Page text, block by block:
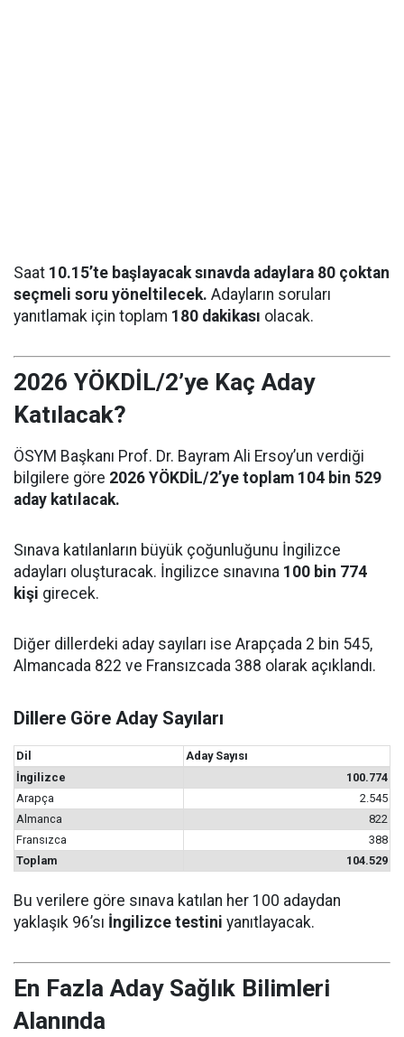
Saat 10.15’te başlayacak sınavda adaylara 80 çoktan
seçmeli soru yöneltilecek. Adayların soruları
yanıtlamak için toplam 180 dakikası olacak.
2026 YÖKDİL/2’ye Kaç Aday
Katılacak?
ÖSYM Başkanı Prof. Dr. Bayram Ali Ersoy’un verdiği
bilgilere göre 2026 YÖKDİL/2’ye toplam 104 bin 529
aday katılacak.
Sınava katılanların büyük çoğunluğunu İngilizce
adayları oluşturacak. İngilizce sınavına 100 bin 774
kişi girecek.
Diğer dillerdeki aday sayıları ise Arapçada 2 bin 545,
Almancada 822 ve Fransızcada 388 olarak açıklandı.
Dillere Göre Aday Sayıları
Dil
Aday Sayısı
İngilizce
100.774
Arapça
2.545
Almanca
822
Fransızca
388
Toplam
104.529
Bu verilere göre sınava katılan her 100 adaydan
yaklaşık 96’sı İngilizce testini yanıtlayacak.
En Fazla Aday Sağlık Bilimleri
Alanında